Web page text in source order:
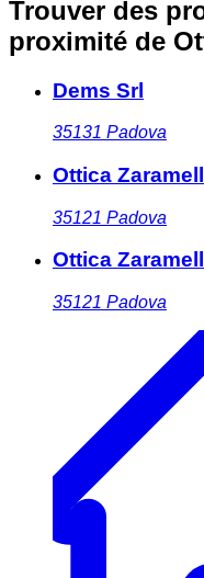
Trouver des
proximité de
Dems Srl
35131 Padova
Ottica
35121 Padova
Ottica
35121 Padova